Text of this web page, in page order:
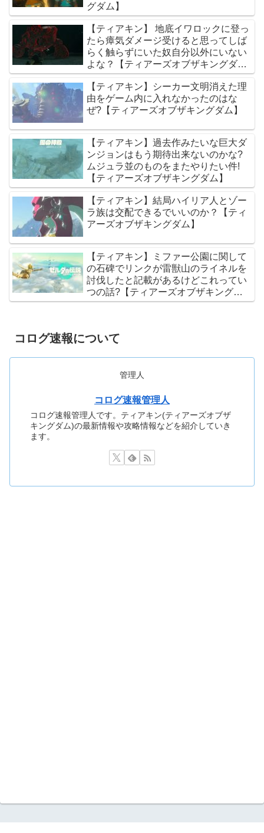
グダム】
【ティアキン】 地底イワロックに登っ
たら瘴気ダメージ受けると思ってしば
らく触らずにいた奴自分以外にいない
よな？【ティアーズオブザキングダ
ム】
【ティアキン】シーカー文明消えた理
由をゲーム内に入れなかったのはな
ぜ?【ティアーズオブザキングダム】
【ティアキン】過去作みたいな巨大ダ
ンジョンはもう期待出来ないのかな?
ムジュラ並のものをまたやりたい件!
【ティアーズオブザキングダム】
【ティアキン】結局ハイリア人とゾー
ラ族は交配できるでいいのか？【ティ
アーズオブザキングダム】
【ティアキン】ミファー公園に関して
の石碑でリンクが雷獣山のライネルを
討伐したと記載があるけどこれってい
つの話?【ティアーズオブザキングダ
ム】
コログ速報について
管理人
コログ速報管理人
コログ速報管理人です。ティアキン(ティアーズオブザ
キングダム)の最新情報や攻略情報などを紹介していき
ます。